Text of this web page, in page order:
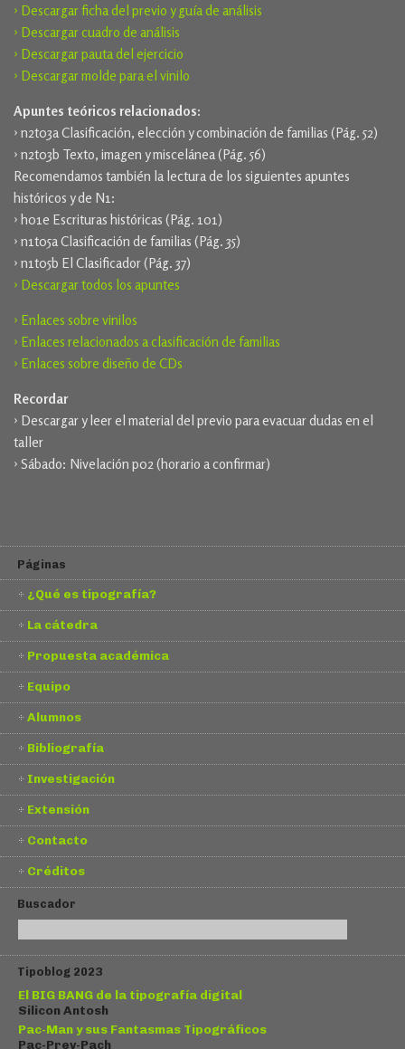
› Descargar ficha del previo y guía de análisis
› Descargar cuadro de análisis
› Descargar pauta del ejercicio
› Descargar molde para el vinilo
Apuntes teóricos relacionados:
› n2t03a Clasificación, elección y combinación de familias (Pág. 52)
› n2t03b Texto, imagen y miscelánea (Pág. 56)
Recomendamos también la lectura de los siguientes apuntes
históricos y de N1:
› h01e Escrituras históricas (Pág. 101)
› n1t05a Clasificación de familias (Pág. 35)
› n1t05b El Clasificador (Pág. 37)
› Descargar todos los apuntes
› Enlaces sobre vinilos
› Enlaces relacionados a clasificación de familias
› Enlaces sobre diseño de CDs
Recordar
› Descargar y leer el material del previo para evacuar dudas en el
taller
› Sábado: Nivelación p02 (horario a confirmar)
Páginas
¿Qué es tipografía?
La cátedra
Propuesta académica
Equipo
Alumnos
Bibliografía
Investigación
Extensión
Contacto
Créditos
Buscador
Tipoblog 2023
El BIG BANG de la tipografía digital
Silicon Antosh
Pac-Man y sus Fantasmas Tipográficos
Pac-Prev-Pach